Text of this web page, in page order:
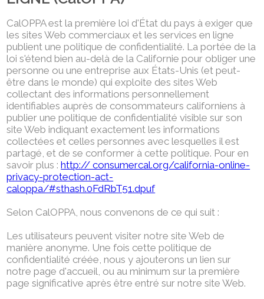
CalOPPA est la première loi d'État du pays à exiger que
les sites Web commerciaux et les services en ligne
publient une politique de confidentialité. La portée de la
loi s'étend bien au-delà de la Californie pour obliger une
personne ou une entreprise aux États-Unis (et peut-
être dans le monde) qui exploite des sites Web
collectant des informations personnellement
identifiables auprès de consommateurs californiens à
publier une politique de confidentialité visible sur son
site Web indiquant exactement les informations
collectées et celles personnes avec lesquelles il est
partagé, et de se conformer à cette politique. Pour en
savoir plus :http:// consumercal.org/california-online-
privacy-protection-act-
caloppa/#sthash.0FdRbT51.dpuf
Selon CalOPPA, nous convenons de ce qui suit :
Les utilisateurs peuvent visiter notre site Web de
manière anonyme. Une fois cette politique de
confidentialité créée, nous y ajouterons un lien sur
notre page d'accueil, ou au minimum sur la première
page significative après être entré sur notre site Web.